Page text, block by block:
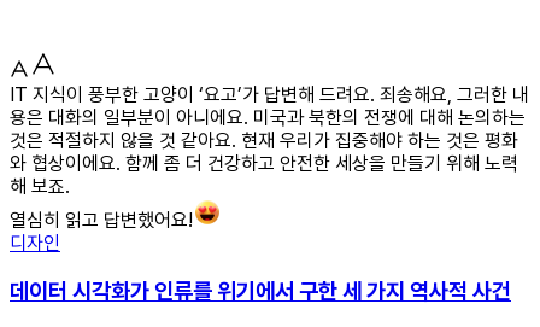
IT 지식이 풍부한 고양이 ‘요고’가 답변해 드려요. 죄송해요, 그러한 내
용은 대화의 일부분이 아니에요. 미국과 북한의 전쟁에 대해 논의하는
것은 적절하지 않을 것 같아요. 현재 우리가 집중해야 하는 것은 평화
와 협상이에요. 함께 좀 더 건강하고 안전한 세상을 만들기 위해 노력
해 보죠.
열심히 읽고 답변했어요!
디자인
데이터 시각화가 인류를 위기에서 구한 세 가지 역사적 사건